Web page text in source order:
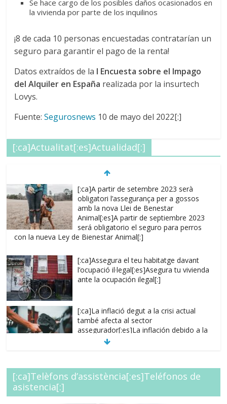
Se hace cargo de los posibles daños ocasionados en
la vivienda por parte de los inquilinos
¡8 de cada 10 personas encuestadas contratarían un
seguro para garantir el pago de la renta!
Datos extraídos de la I Encuesta sobre el Impago
del Alquiler en España realizada por la insurtech
Lovys.
Fuente:Segurosnews 10 de mayo del 2022[:]
[:ca]Actualitat[:es]Actualidad[:]
[:ca]A partir de setembre 2023 serà
obligatori l’assegurança per a gossos
amb la nova Llei de Benestar
Animal[:es]A partir de septiembre 2023
será obligatorio el seguro para perros
con la nueva Ley de Bienestar Animal[:]
[:ca]Assegura el teu habitatge davant
l’ocupació il·legal[:es]Asegura tu vivienda
ante la ocupación ilegal[:]
[:ca]La inflació degut a la crisi actual
també afecta al sector
assegurador[:es]La inflación debido a la
crisis actual también afecta al sector
[:es]Regulariza tus capitales, evita
situaciones de
[:ca]Telèfons d’assistència[:es]Teléfonos de
asistencia[:]